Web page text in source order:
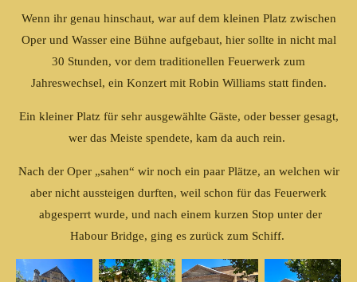
Wenn ihr genau hinschaut, war auf dem kleinen Platz zwischen
Oper und Wasser eine Bühne aufgebaut, hier sollte in nicht mal
30 Stunden, vor dem traditionellen Feuerwerk zum
Jahreswechsel, ein Konzert mit Robin Williams statt finden.
Ein kleiner Platz für sehr ausgewählte Gäste, oder besser gesagt,
wer das Meiste spendete, kam da auch rein.
Nach der Oper „sahen“ wir noch ein paar Plätze, an welchen wir
aber nicht aussteigen durften, weil schon für das Feuerwerk
abgesperrt wurde, und nach einem kurzen Stop unter der
Habour Bridge, ging es zurück zum Schiff.